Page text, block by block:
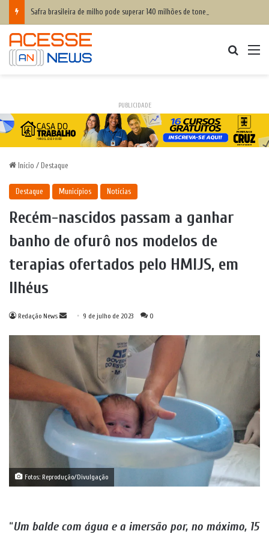
Safra brasileira de milho pode superar 140 milhões de toneladas
PUBLICIDADE
Início / Destaque
Destaque Municípios Notícias
Recém-nascidos passam a ganhar
banho de ofurô nos modelos de
terapias ofertados pelo HMIJS, em
Ilhéus
Redação News
Mande9 de julho de 2023 0
Fotos: Reprodução/Divulgação
“Um balde com água e a imersão por, no máximo, 15